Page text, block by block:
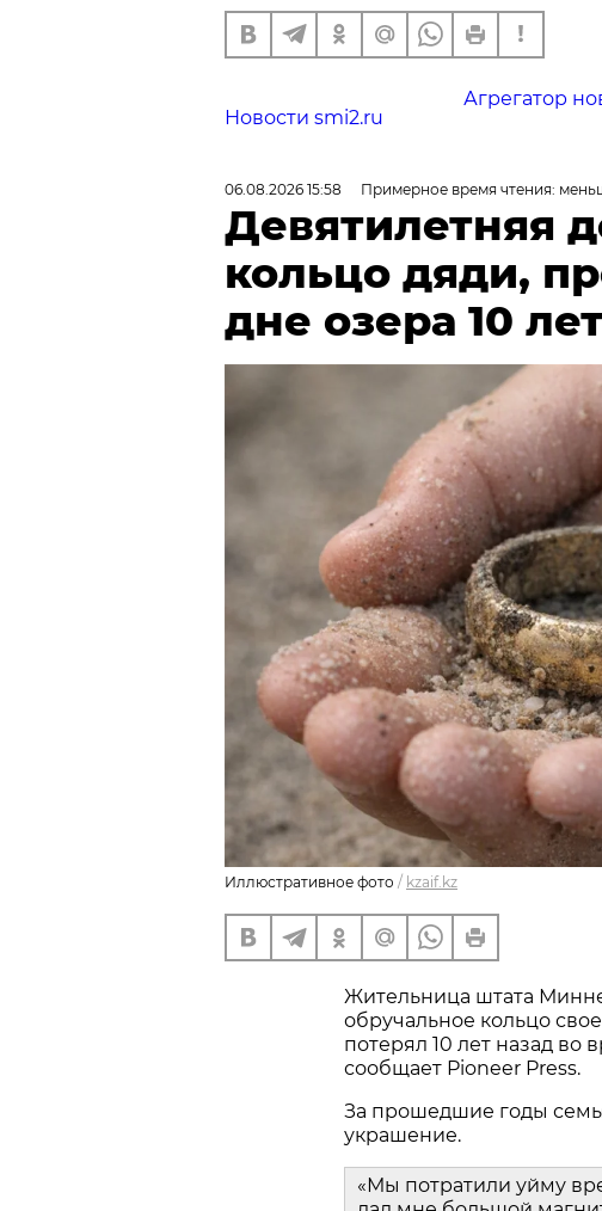
Агрегатор
Новости smi2.ru
06.08.2026 15:58 Примерное время чтения:
Девятилетняя
кольцо дяди,
дне озера 10
Иллюстративное фото / kzaif.kz
Жительница штата
обручальное кольцо
потерял 10 лет назад во
сообщает Pioneer Press.
За прошедшие годы
украшение.
«Мы потратили уйму